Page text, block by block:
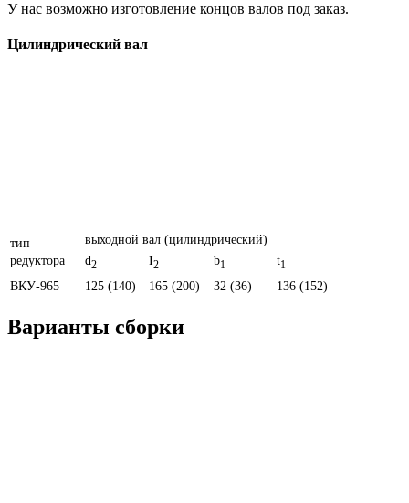
У нас возможно изготовление концов валов под заказ.
Цилиндрический вал
тип
редуктора
выходной вал (цилиндрический)
d2 I2 b1 t1
ВКУ-965 125 (140) 165 (200) 32 (36) 136 (152)
Варианты сборки